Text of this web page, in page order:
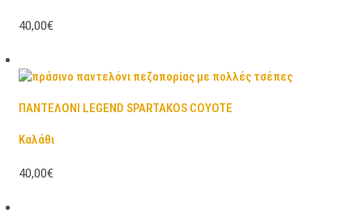
40,00€
ΠΑΝΤΕΛΟΝΙ LEGEND SPARTAKOS COYOTE
Καλάθι
40,00€